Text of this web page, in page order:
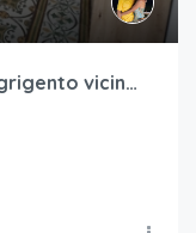
Casa vacanze centro storico Agrigento vicino la Cattedrale